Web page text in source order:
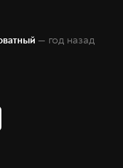
— год назад